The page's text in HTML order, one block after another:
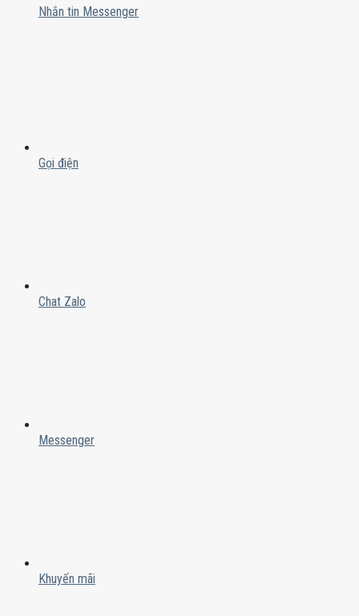
Nhắn tin Messenger
Gọi điện
Chat Zalo
Messenger
Khuyến mãi